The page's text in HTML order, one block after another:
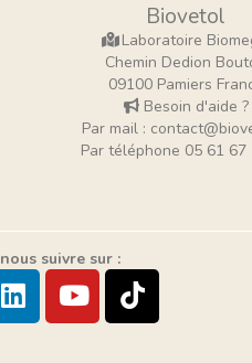
Biovetol
Laboratoire
Chemin Dedion
09100 Pamiers
Besoin d'aide ?
Par mail :
Par téléphone 05 61 67
nous suivre sur :